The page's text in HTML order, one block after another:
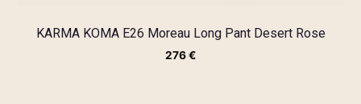
KARMA KOMA E26 Moreau Long Pant Desert Rose
276€